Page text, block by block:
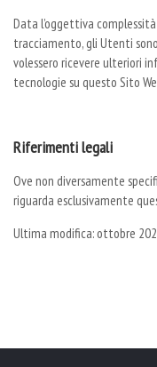
Data l’oggettiva
tracciamento, gli Utenti
volessero ricevere ulteriori
tecnologie su questo Sito
Riferimenti legali
Ove non diversamente
riguarda esclusivamente
Ultima modifica: ottobre